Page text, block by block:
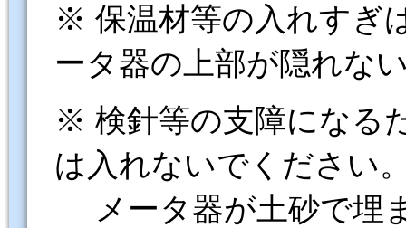
※ 保温材等の入れすぎ
ータ器の上部が隠れな
※ 検針等の支障になる
は入れないでください
メータ器が土砂で埋